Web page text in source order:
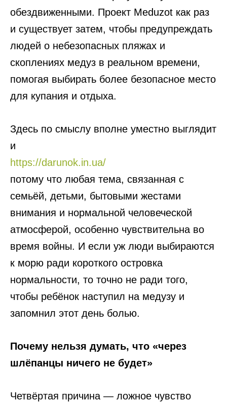
обездвиженными. Проект Meduzot как раз
и существует затем, чтобы предупреждать
людей о небезопасных пляжах и
скоплениях медуз в реальном времени,
помогая выбирать более безопасное место
для купания и отдыха.
Здесь по смыслу вполне уместно выглядит
и
https://darunok.in.ua/
потому что любая тема, связанная с
семьёй, детьми, бытовыми жестами
внимания и нормальной человеческой
атмосферой, особенно чувствительна во
время войны. И если уж люди выбираются
к морю ради короткого островка
нормальности, то точно не ради того,
чтобы ребёнок наступил на медузу и
запомнил этот день болью.
Почему нельзя думать, что «через
шлёпанцы ничего не будет»
Четвёртая причина — ложное чувство